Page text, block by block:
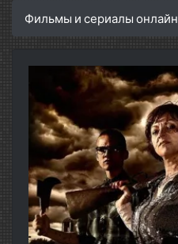
Фильмы и сериалы онлайн